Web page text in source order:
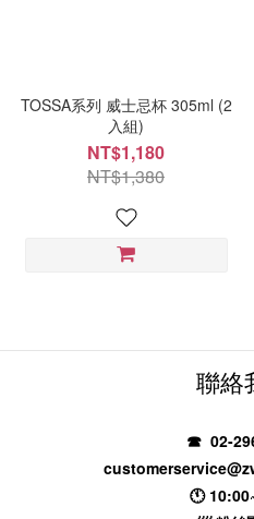
TOSSA系列 威士忌杯 305ml (2
入組)
NT$1,180
NT$1,380
聯絡
☎ 02-
🕚